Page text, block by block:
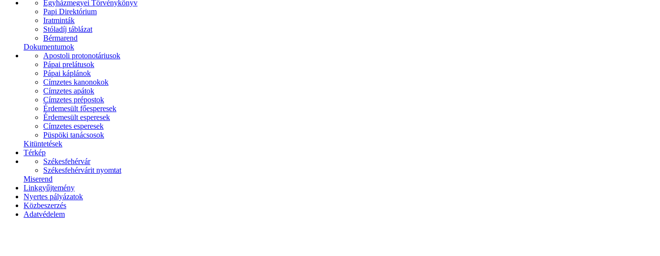
Egyházmegyei Törvénykönyv
Papi Direktórium
Iratminták
Stóladíj táblázat
Bérmarend
Dokumentumok
Apostoli protonotáriusok
Pápai prelátusok
Pápai káplánok
Címzetes kanonokok
Címzetes apátok
Címzetes prépostok
Érdemesült főesperesek
Érdemesült esperesek
Címzetes esperesek
Püspöki tanácsosok
Kitüntetések
Térkép
Székesfehérvár
Székesfehérvárit nyomtat
Miserend
Linkgyűjtemény
Nyertes pályázatok
Közbeszerzés
Adatvédelem